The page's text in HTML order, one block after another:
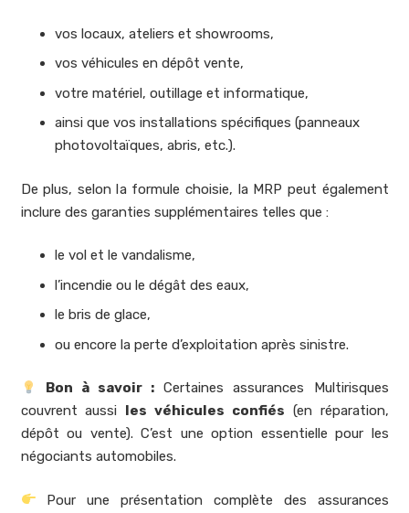
vos locaux, ateliers et showrooms,
vos véhicules en dépôt vente,
votre matériel, outillage et informatique,
ainsi que vos installations spécifiques (panneaux
photovoltaïques, abris, etc.).
De plus, selon la formule choisie, la MRP peut également
inclure des garanties supplémentaires telles que :
le vol et le vandalisme,
l’incendie ou le dégât des eaux,
le bris de glace,
ou encore la perte d’exploitation après sinistre.
Bon à savoir : Certaines assurances Multirisques
couvrent aussi les véhicules confiés (en réparation,
dépôt ou vente). C’est une option essentielle pour les
négociants automobiles.
Pour une présentation complète des assurances